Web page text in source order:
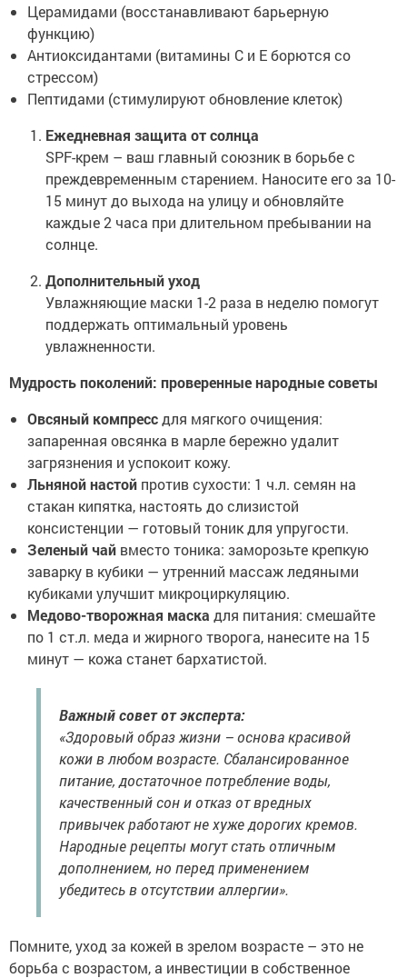
Церамидами (восстанавливают барьерную
функцию)
Антиоксидантами (витамины C и E борются со
стрессом)
Пептидами (стимулируют обновление клеток)
Ежедневная защита от солнца
SPF-крем – ваш главный союзник в борьбе с
преждевременным старением. Наносите его за 10-
15 минут до выхода на улицу и обновляйте
каждые 2 часа при длительном пребывании на
солнце.
Дополнительный уход
Увлажняющие маски 1-2 раза в неделю помогут
поддержать оптимальный уровень
увлажненности.
Мудрость поколений: проверенные народные советы
Овсяный компрессдля мягкого очищения:
запаренная овсянка в марле бережно удалит
загрязнения и успокоит кожу.
Льняной настой против сухости: 1 ч.л. семян на
стакан кипятка, настоять до слизистой
консистенции — готовый тоник для упругости.
Зеленый чай вместо тоника: заморозьте крепкую
заварку в кубики — утренний массаж ледяными
кубиками улучшит микроциркуляцию.
Медово-творожная маска для питания: смешайте
по 1 ст.л. меда и жирного творога, нанесите на 15
минут — кожа станет бархатистой.
Важный совет от эксперта:
«Здоровый образ жизни – основа красивой
кожи в любом возрасте. Сбалансированное
питание, достаточное потребление воды,
качественный сон и отказ от вредных
привычек работают не хуже дорогих кремов.
Народные рецепты могут стать отличным
дополнением, но перед применением
убедитесь в отсутствии аллергии».
Помните, уход за кожей в зрелом возрасте – это не
борьба с возрастом, а инвестиции в собственное